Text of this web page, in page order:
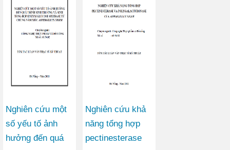
Nam
Nghiên cứu một
số yếu tố ảnh
hưởng đến quá
Nghiên cứu khả
năng tổng hợp
pectinesterase